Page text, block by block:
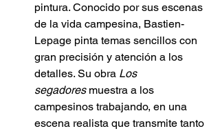
pintura. Conocido por sus escenas
de la vida campesina, Bastien-
Lepage pinta temas sencillos con
gran precisión y atención a los
detalles. Su obra Los
segadores muestra a los
campesinos trabajando, en una
escena realista que transmite tanto